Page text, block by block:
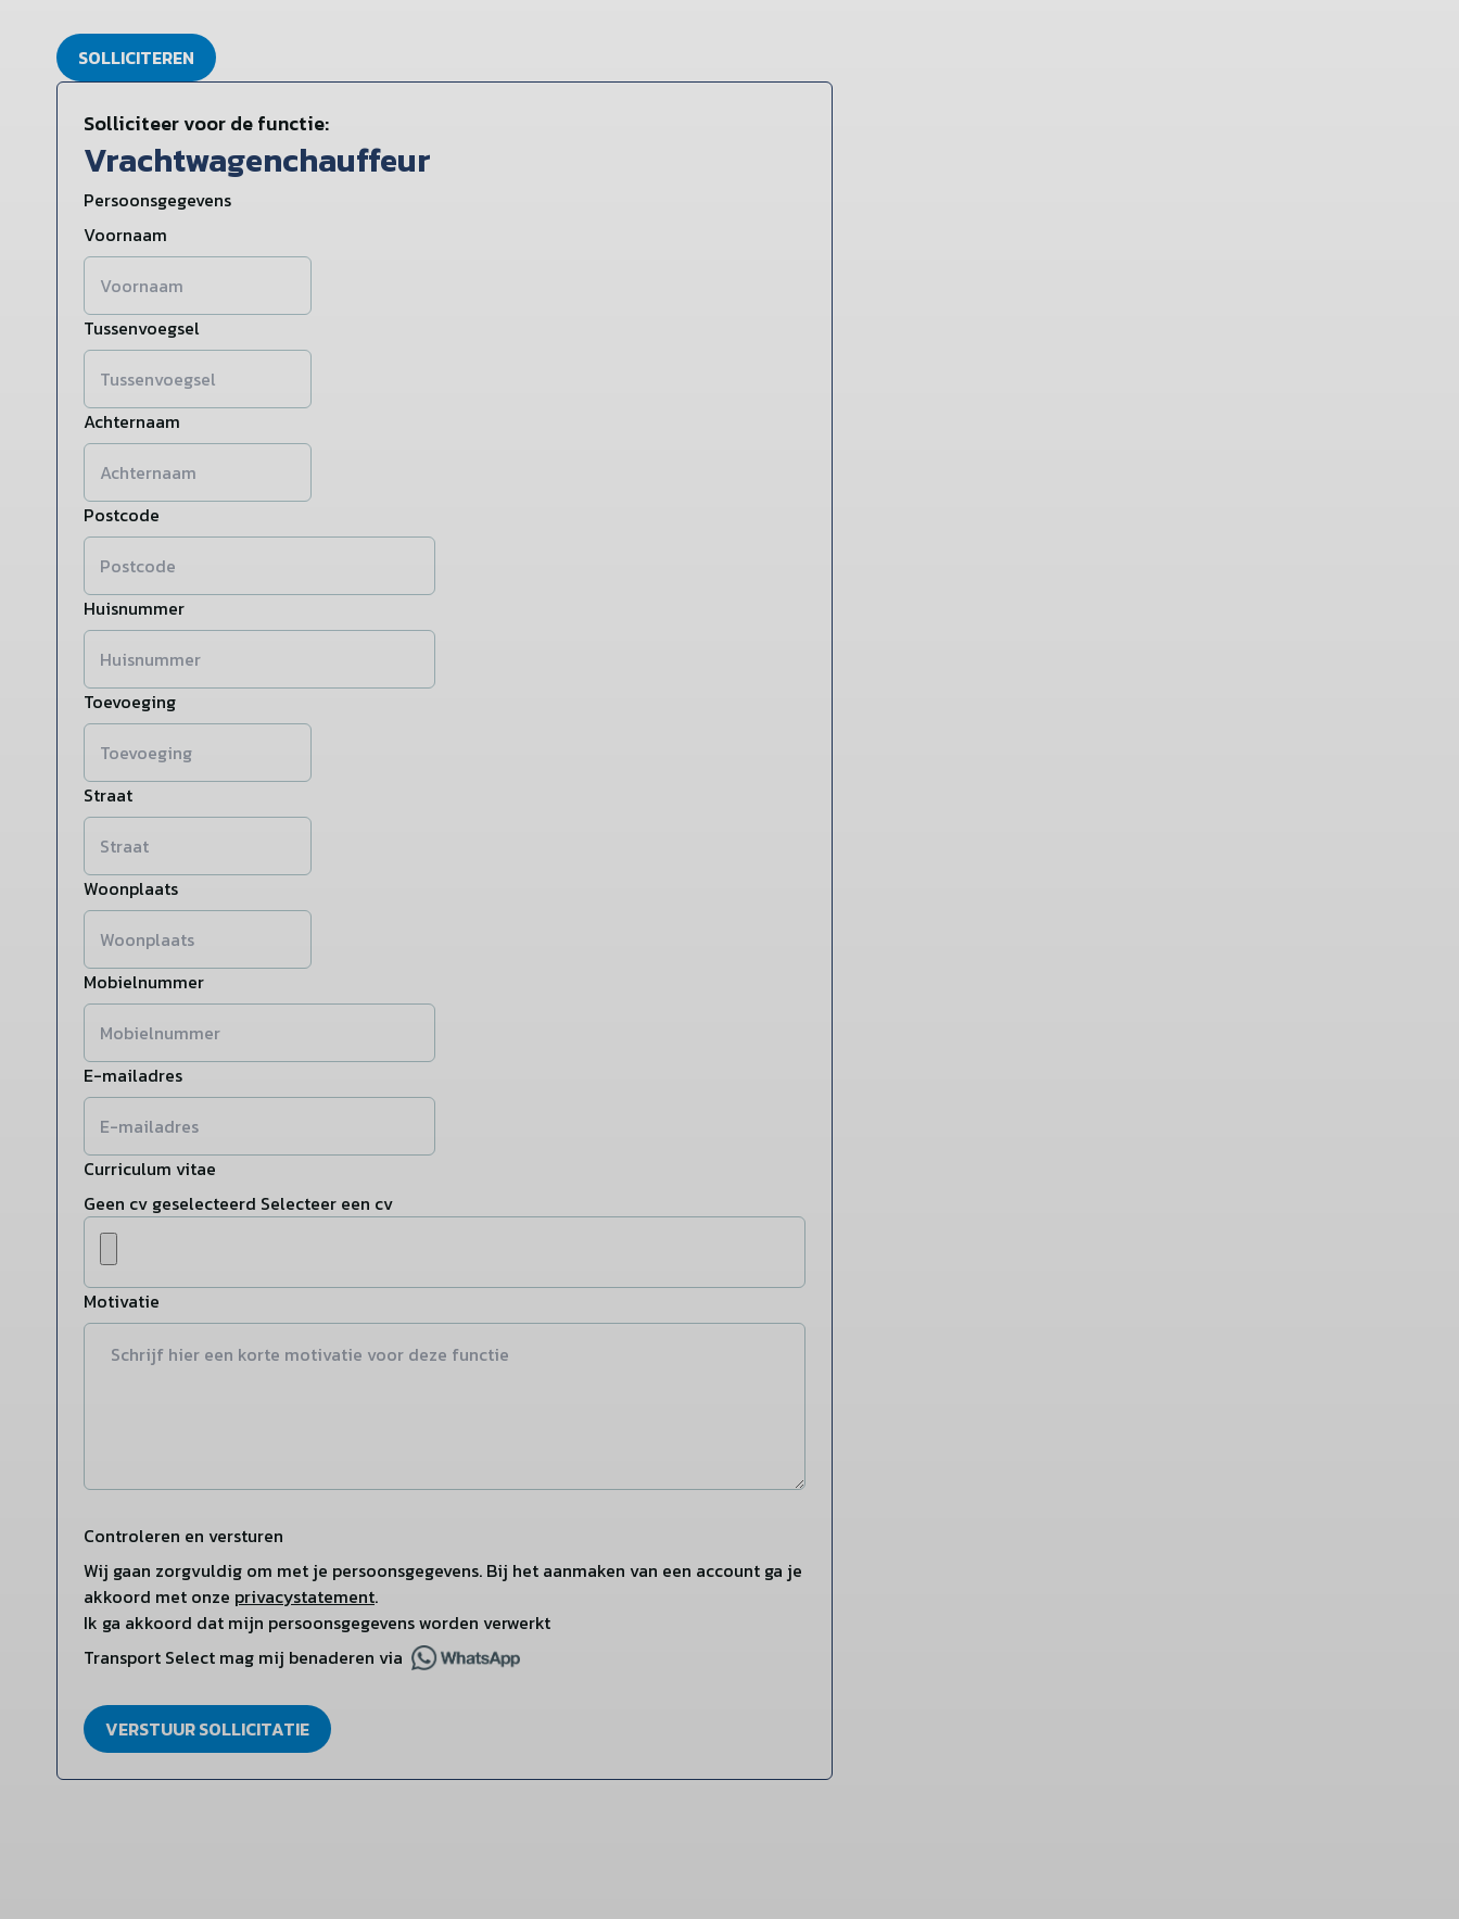
SOLLICITEREN
Solliciteer voor de functie:
Vrachtwagenchauffeur
Persoonsgegevens
Voornaam
Tussenvoegsel
Achternaam
Postcode
Huisnummer
Toevoeging
Straat
Woonplaats
Mobielnummer
E-mailadres
Curriculum vitae
Geen cv geselecteerd Selecteer een cv
Motivatie
Controleren en versturen
Wij gaan zorgvuldig om met je persoonsgegevens. Bij het aanmaken van een account ga je
akkoord met onze privacystatement.
Ik ga akkoord dat mijn persoonsgegevens worden verwerkt
Transport Select mag mij benaderen via
VERSTUUR SOLLICITATIE